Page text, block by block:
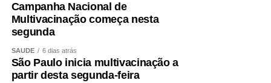
Campanha Nacional de
Multivacinação começa nesta
segunda
SAÚDE 6 dias atrás
São Paulo inicia multivacinação a
partir desta segunda-feira